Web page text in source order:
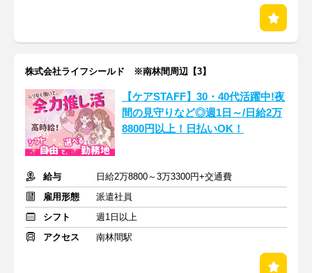
株式会社ライフシールド ※南林間周辺【3】
【ケアSTAFF】30・40代活躍中!夜
間の見守りなど◎週1日～/日給2万
8800円以上！日払いOK！
給与
日給2万8800～3万3300円+交通費
雇用形態
派遣社員
シフト
週1日以上
アクセス
南林間駅